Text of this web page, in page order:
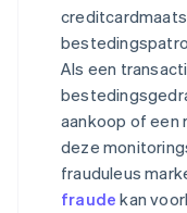
Als een
aankoop of een
deze
frauduleus
fraude kan